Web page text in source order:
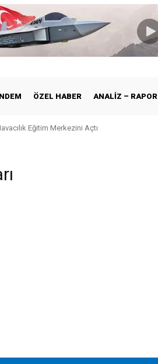
ÖZEL HABER ANALIZ – RAPOR
Eğitim Merkezini Açtı